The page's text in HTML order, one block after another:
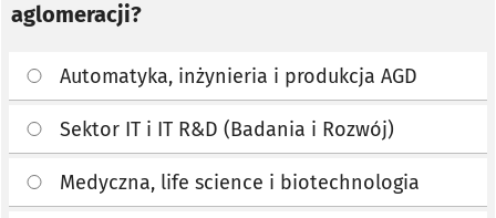
aglomeracji?
Automatyka, inżynieria i produkcja AGD
Sektor IT i IT R&D (Badania i Rozwój)
Medyczna, life science i biotechnologia